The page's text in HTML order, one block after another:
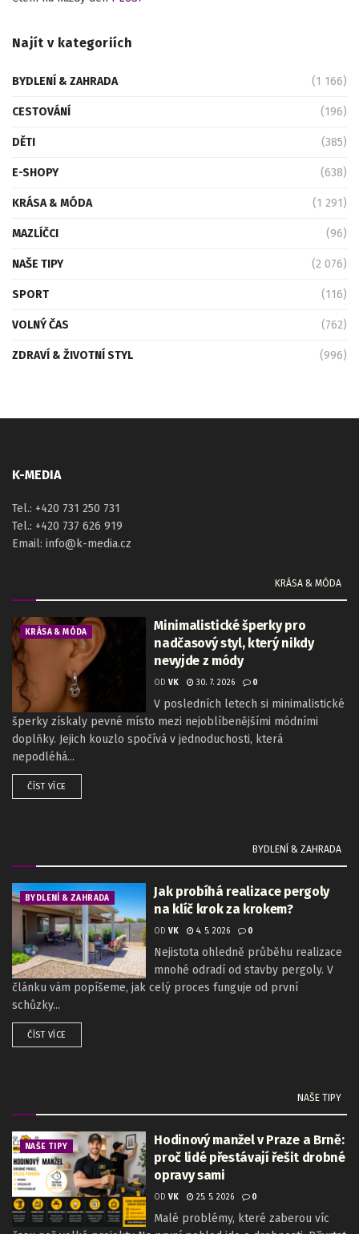
Najít v kategoriích
BYDLENÍ & ZAHRADA (1 166)
CESTOVÁNÍ (196)
DĚTI (385)
E-SHOPY (638)
KRÁSA & MÓDA (1 291)
MAZLÍČCI (96)
NAŠE TIPY (2 076)
SPORT (116)
VOLNÝ ČAS (762)
ZDRAVÍ & ŽIVOTNÍ STYL (996)
K-MEDIA
Tel.: +420 731 250 731
Tel.: +420 737 626 919
Email: info@k-media.cz
KRÁSA & MÓDA
KRÁSA & MÓDA
Minimalistické šperky pro
nadčasový styl, který nikdy
nevyjde z módy
OD VK 30. 7. 2026 0
V posledních letech si minimalistické
šperky získaly pevné místo mezi nejoblíbenějšími módními
doplňky. Jejich kouzlo spočívá v jednoduchosti, která
nepodléhá...
ČÍST VÍCE
BYDLENÍ & ZAHRADA
BYDLENÍ & ZAHRADA
Jak probíhá realizace pergoly
na klíč krok za krokem?
OD VK 4. 5. 2026 0
Nejistota ohledně průběhu realizace
mnohé odradí od stavby pergoly. V
článku vám popíšeme, jak celý proces funguje od první
schůzky...
ČÍST VÍCE
NAŠE TIPY
NAŠE TIPY
Hodinový manžel v Praze a Brně:
proč lidé přestávají řešit drobné
opravy sami
OD VK 25. 5. 2026 0
Malé problémy, které zaberou víc